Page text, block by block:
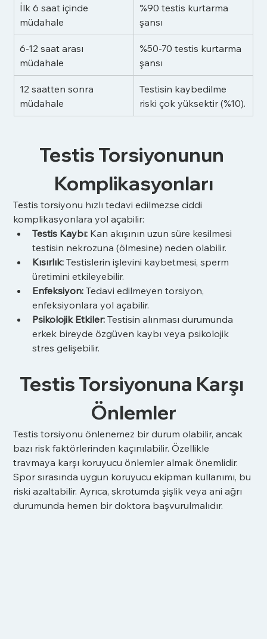
İlk 6 saat içinde
müdahale
%90 testis kurtarma
şansı
6-12 saat arası
müdahale
%50-70 testis kurtarma
şansı
12 saatten sonra
müdahale
Testisin kaybedilme
riski çok yüksektir (%10).
Testis Torsiyonunun
Komplikasyonları
Testis torsiyonu hızlı tedavi edilmezse ciddi
komplikasyonlara yol açabilir:
Testis Kaybı: Kan akışının uzun süre kesilmesi
testisin nekrozuna (ölmesine) neden olabilir.
Kısırlık: Testislerin işlevini kaybetmesi, sperm
üretimini etkileyebilir.
Enfeksiyon: Tedavi edilmeyen torsiyon,
enfeksiyonlara yol açabilir.
Psikolojik Etkiler: Testisin alınması durumunda
erkek bireyde özgüven kaybı veya psikolojik
stres gelişebilir.
Testis Torsiyonuna Karşı
Önlemler
Testis torsiyonu önlenemez bir durum olabilir, ancak
bazı risk faktörlerinden kaçınılabilir. Özellikle
travmaya karşı koruyucu önlemler almak önemlidir.
Spor sırasında uygun koruyucu ekipman kullanımı, bu
riski azaltabilir. Ayrıca, skrotumda şişlik veya ani ağrı
durumunda hemen bir doktora başvurulmalıdır.